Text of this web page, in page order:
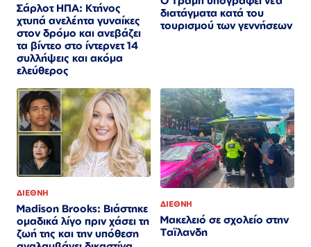
Σάρλοτ ΗΠΑ: Κτήνος
χτυπά ανελέητα γυναίκες
στον δρόμο και ανεβάζει
τα βίντεο στο ίντερνετ 14
συλλήψεις και ακόμα
ελεύθερος​​​​​​​​​​​​​​​​​​​​​​​​​​​​​​​​​​​​​​​​​​​​​​​​​​
διατάγματα κατά του
τουρισμού των γεννήσεων
ΔΙΕΘΝΗ
Madison Brooks: Βιάστηκε
ομαδικά λίγο πριν χάσει τη
ζωή της και την υπόθεση
ΔΙΕΘΝΗ
Μακελειό σε σχολείο στην
Ταϊλανδη